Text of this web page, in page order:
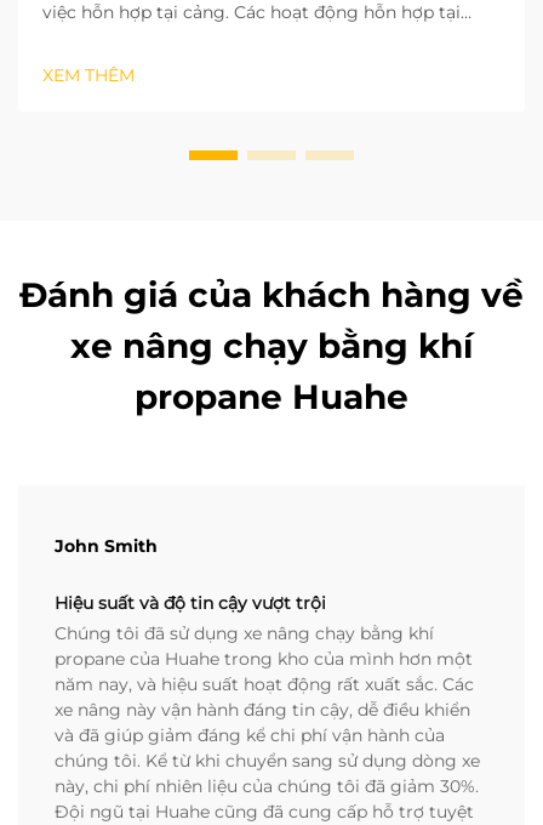
việc hỗn hợp tại cảng. Các hoạt động hỗn hợp tại
trong nhà lẫn bốc dỡ hàng ngoài sân. Điều này khiến
loại nguồn điện trở thành yếu tố đầu tiên cần xem xét
XEM THÊM
Đánh giá của khách hàng về
xe nâng chạy bằng khí
propane Huahe
John Smith
Hiệu suất và độ tin cậy vượt trội
Chúng tôi đã sử dụng xe nâng chạy bằng khí
propane của Huahe trong kho của mình hơn một
năm nay, và hiệu suất hoạt động rất xuất sắc. Các
xe nâng này vận hành đáng tin cậy, dễ điều khiển
và đã giúp giảm đáng kể chi phí vận hành của
chúng tôi. Kể từ khi chuyển sang sử dụng dòng xe
này, chi phí nhiên liệu của chúng tôi đã giảm 30%.
Đội ngũ tại Huahe cũng đã cung cấp hỗ trợ tuyệt